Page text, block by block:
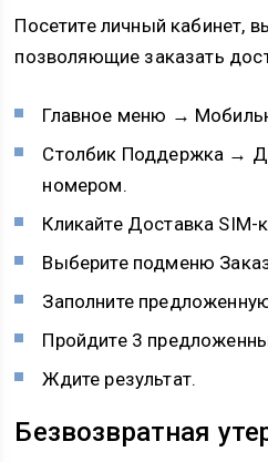
Посетите личный кабинет,
позволяющие заказать
Главное меню →
Столбик Поддержка →
номером.
Кликайте Доставка SIM-
Выберите подменю
Заполните
Пройдите 3
Ждите результат.
Безвозвратная